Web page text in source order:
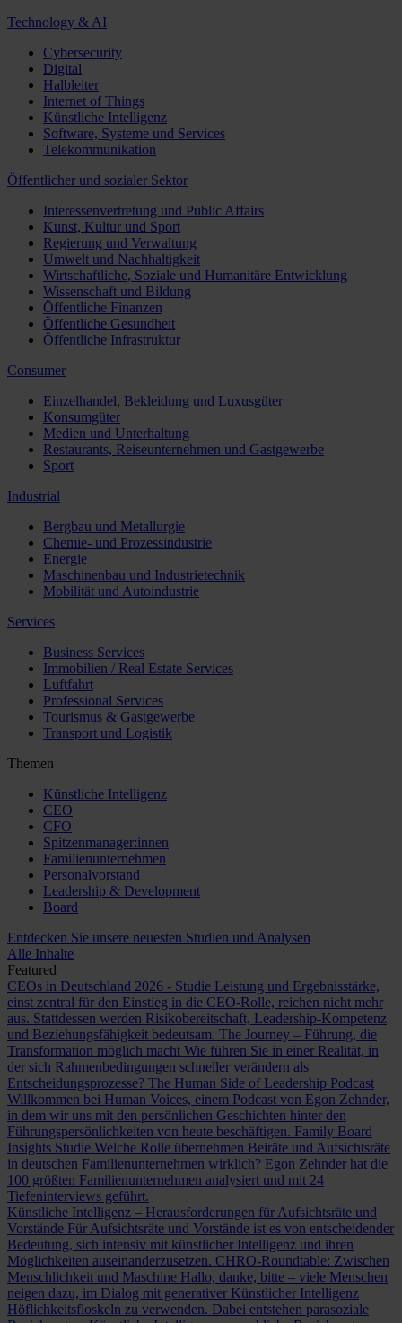
Technology & AI
Cybersecurity
Digital
Halbleiter
Internet of Things
Künstliche Intelligenz
Software, Systeme und Services
Telekommunikation
Öffentlicher und sozialer Sektor
Interessenvertretung und Public Affairs
Kunst, Kultur und Sport
Regierung und Verwaltung
Umwelt und Nachhaltigkeit
Wirtschaftliche, Soziale und Humanitäre Entwicklung
Wissenschaft und Bildung
Öffentliche Finanzen
Öffentliche Gesundheit
Öffentliche Infrastruktur
Consumer
Einzelhandel, Bekleidung und Luxusgüter
Konsumgüter
Medien und Unterhaltung
Restaurants, Reiseunternehmen und Gastgewerbe
Sport
Industrial
Bergbau und Metallurgie
Chemie- und Prozessindustrie
Energie
Maschinenbau und Industrietechnik
Mobilität und Autoindustrie
Services
Business Services
Immobilien / Real Estate Services
Luftfahrt
Professional Services
Tourismus & Gastgewerbe
Transport und Logistik
Themen
Künstliche Intelligenz
CEO
CFO
Spitzenmanager:innen
Familienunternehmen
Personalvorstand
Leadership & Development
Board
Entdecken Sie unsere neuesten Studien und Analysen
Alle Inhalte
Featured
CEOs in Deutschland 2026 - Studie Leistung und Ergebnisstärke,
einst zentral für den Einstieg in die CEO-Rolle, reichen nicht mehr
aus. Stattdessen werden Risikobereitschaft, Leadership-Kompetenz
und Beziehungsfähigkeit bedeutsam. The Journey – Führung, die
Transformation möglich macht Wie führen Sie in einer Realität, in
der sich Rahmenbedingungen schneller verändern als
Entscheidungsprozesse? The Human Side of Leadership Podcast
Willkommen bei Human Voices, einem Podcast von Egon Zehnder,
in dem wir uns mit den persönlichen Geschichten hinter den
Führungspersönlichkeiten von heute beschäftigen. Family Board
Insights Studie Welche Rolle übernehmen Beiräte und Aufsichtsräte
in deutschen Familienunternehmen wirklich? Egon Zehnder hat die
100 größten Familienunternehmen analysiert und mit 24
Tiefeninterviews geführt.
Künstliche Intelligenz – Herausforderungen für Aufsichtsräte und
Vorstände Für Aufsichtsräte und Vorstände ist es von entscheidender
Bedeutung, sich intensiv mit künstlicher Intelligenz und ihren
Möglichkeiten auseinanderzusetzen. CHRO-Roundtable: Zwischen
Menschlichkeit und Maschine Hallo, danke, bitte – viele Menschen
neigen dazu, im Dialog mit generativer Künstlicher Intelligenz
Höflichkeitsfloskeln zu verwenden. Dabei entstehen parasoziale